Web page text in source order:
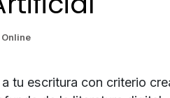
tu escritura con criterio